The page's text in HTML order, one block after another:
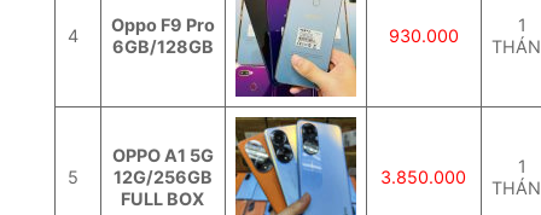
4
Oppo F9 Pro
6GB/128GB
930.000
1
5
OPPO A1 5G
12G/256GB
FULL BOX
3.850.000
1